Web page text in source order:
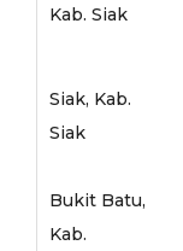
Kab. Siak
Siak, Kab.
Siak
Bukit Batu,
Kab.